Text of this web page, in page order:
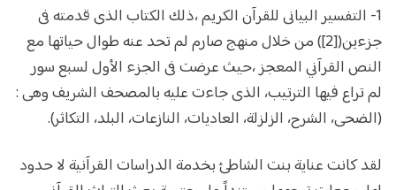
1- التفسير البيانى للقرآن الكريم ،ذلك الكتاب الذى قدمته فى
جزءين­([2]) من خلال منهج صارم لم تحد عنه طوال حياتها مع
النص القرآني المعجز ،حيث عرضت فى الجزء الأول لسبع سور
لم تراع فيها الترتيب، الذى جاءت عليه بالمصحف الشريف وهى :
(الضحى، الشرح، الزلزلة، العاديات، النازعات، البلد، التكاثر).
لقد كانت عناية بنت الشاطئ بخدمة الدراسات القرآنية لا حدود